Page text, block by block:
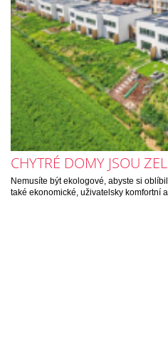
CHYTRÉ DOMY JSOU
Nemusíte být ekologové, abyste si
také ekonomické, uživatelsky komfortní a